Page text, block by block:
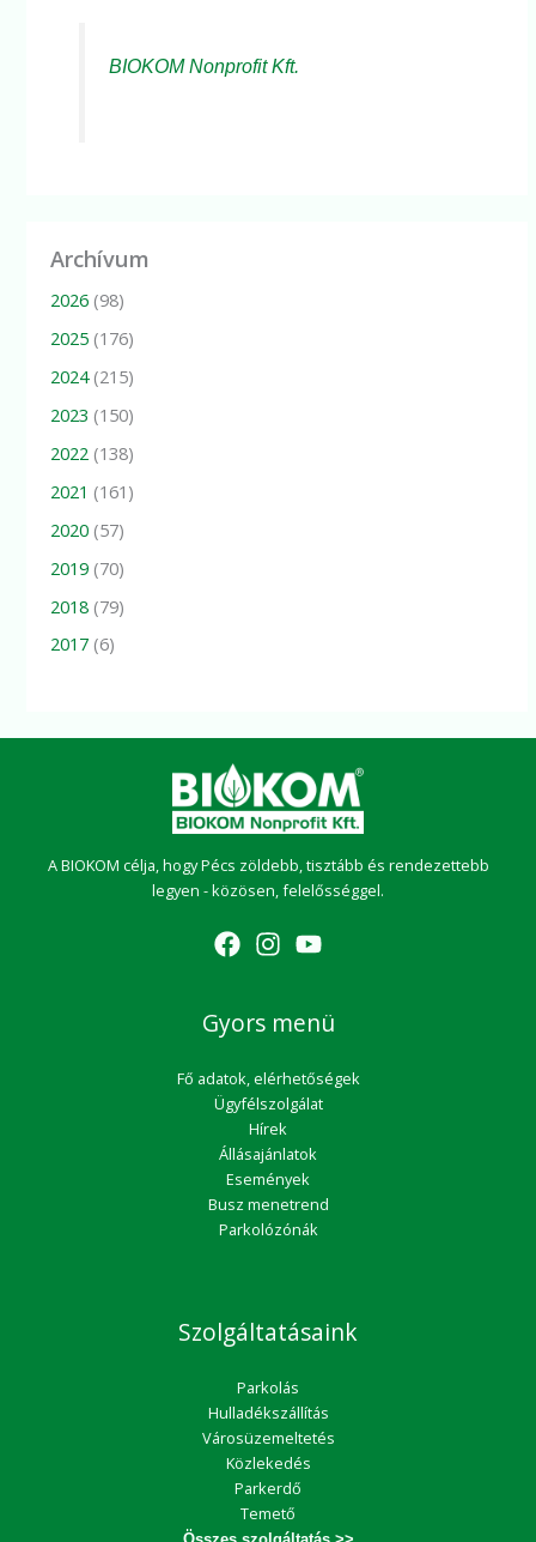
BIOKOM Nonprofit Kft.
Archívum
2026 (98)
2025 (176)
2024(215)
2023 (150)
2022 (138)
2021 (161)
2020 (57)
2019 (70)
2018 (79)
2017 (6)
A BIOKOM célja, hogy Pécs zöldebb, tisztább és rendezettebb
legyen - közösen, felelősséggel.
Gyors menü
Fő adatok, elérhetőségek
Ügyfélszolgálat
Hírek
Állásajánlatok
Események
Busz menetrend
Parkolózónák
Szolgáltatásaink
Parkolás
Hulladékszállítás
Városüzemeltetés
Közlekedés
Parkerdő
Temető